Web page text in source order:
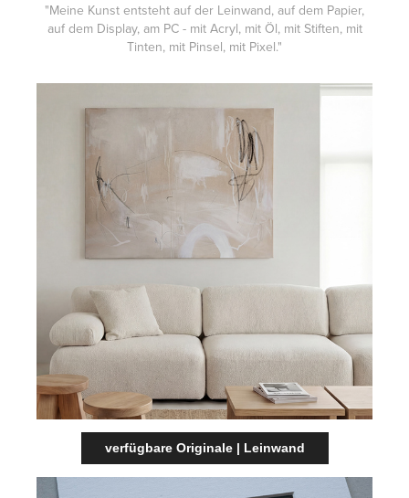
"Meine Kunst entsteht auf der Leinwand, auf dem Papier,
auf dem Display, am PC - mit Acryl, mit Öl, mit Stiften, mit
Tinten, mit Pinsel, mit Pixel."
verfügbare Originale | Leinwand